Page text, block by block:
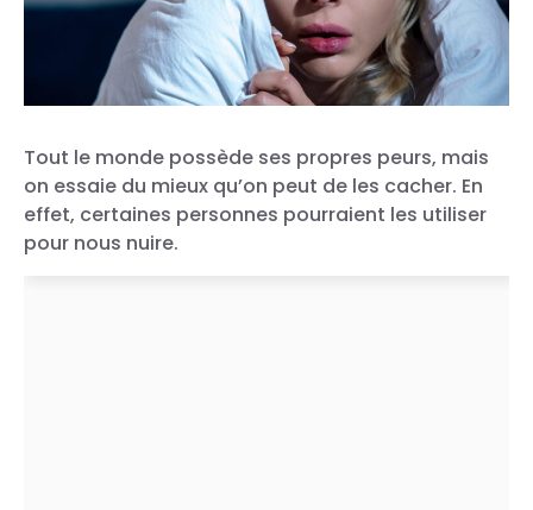
Tout le monde possède ses propres peurs, mais
on essaie du mieux qu’on peut de les cacher. En
effet, certaines personnes pourraient les utiliser
pour nous nuire.